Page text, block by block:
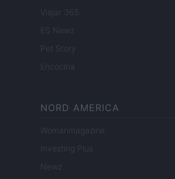
Viajar 365
ES Newz
Pet Story
Encocina
NORD AMERICA
Womanmagazine
Investing Plus
Newz